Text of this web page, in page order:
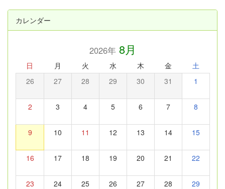
カレンダー
2026年8月
日 月 火 水 木 金 土
26 27 28 29 30 31 1
2 3 4 5 6 7 8
9 10 11 12 13 14 15
16 17 18 19 20 21 22
23 24 25 26 27 28 29